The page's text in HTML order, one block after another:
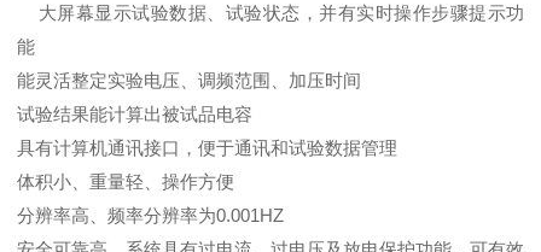
大屏幕显示试验数据、试验状态，并有实时操作步骤提示功
能
能灵活整定实验电压、调频范围、加压时间
试验结果能计算出被试品电容
具有计算机通讯接口，便于通讯和试验数据管理
体积小、重量轻、操作方便
分辨率高、频率分辨率为0.001HZ